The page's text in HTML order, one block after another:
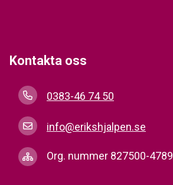
Kontakta oss
0383-46 74 50
info@erikshjalpen.se
Org. nummer 827500-4789